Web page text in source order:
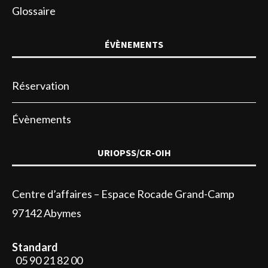
Glossaire
ÉVÈNEMENTS
Réservation
Évènements
URIOPSS/CR-OIH
Centre d’affaires – Espace Rocade Grand-Camp
97142 Abymes
Standard
05 90 21 82 00